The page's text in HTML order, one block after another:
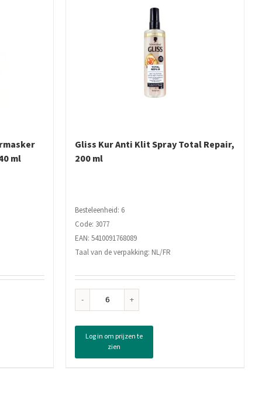
ml
Gliss Kur Anti Klit Spray Total Repair,
200 ml
Besteleenheid: 6
Code: 3077
EAN: 5410091768089
Taal van de verpakking: NL/FR
Gliss
Anti
Klit
Spray
Total
Log in om prijzen te
zien